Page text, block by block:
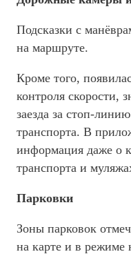
Подсказки с
на маршруте.
Кроме того,
контроля скорости,
заезда за стоп-
транспорта. В
информация даже о
транспорта и
Парковки
Зоны парковок
на карте и в режиме